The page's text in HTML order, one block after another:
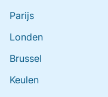
Parijs
Londen
Brussel
Keulen